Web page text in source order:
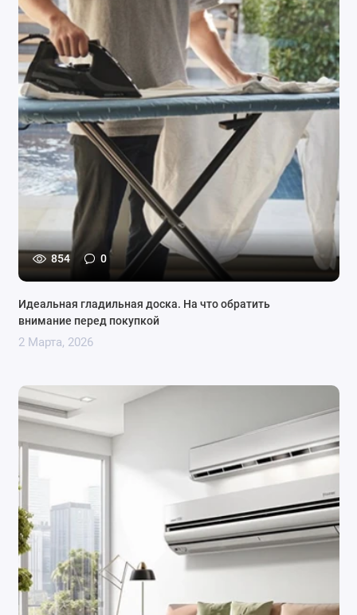
854 0
Идеальная гладильная доска. На что обратить
внимание перед покупкой
2 Марта, 2026